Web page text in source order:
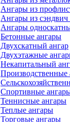
Ангары из
Ангары из сэндвич
Ангары
Бетонные ангары
Двухскатный ангар
Двухэтажные
Некапитальный
Производственные
Спортивные
Теннисные ангары
Теплые ангары
Торговые ангары